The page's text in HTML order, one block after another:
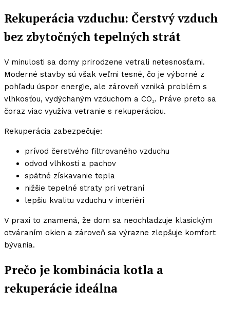
Rekuperácia vzduchu: Čerstvý vzduch
bez zbytočných tepelných strát
V minulosti sa domy prirodzene vetrali netesnosťami.
Moderné stavby sú však veľmi tesné, čo je výborné z
pohľadu úspor energie, ale zároveň vzniká problém s
vlhkosťou, vydýchaným vzduchom a CO₂. Práve preto sa
čoraz viac využíva vetranie s rekuperáciou.
Rekuperácia zabezpečuje:
prívod čerstvého filtrovaného vzduchu
odvod vlhkosti a pachov
spätné získavanie tepla
nižšie tepelné straty pri vetraní
lepšiu kvalitu vzduchu v interiéri
V praxi to znamená, že dom sa neochladzuje klasickým
otváraním okien a zároveň sa výrazne zlepšuje komfort
bývania.
Prečo je kombinácia kotla a
rekuperácie ideálna